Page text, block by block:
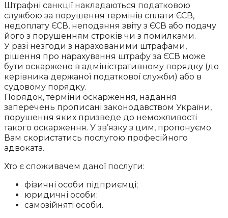
Штрафні санкції накладаються податковою
службою за порушення термінів сплати ЄСВ,
недоплату ЄСВ, неподання звіту з ЄСВ або подачу
його з порушенням строків чи з помилками.
У разі незгоди з нарахованими штрафами,
рішення про нарахування штрафу за ЄСВ може
бути оскаржено в адміністративному порядку (до
керівника держаної податкової служби) або в
судовому порядку.
Порядок, терміни оскарження, надання
заперечень прописані законодавством України,
порушення яких призведе до неможливості
такого оскарження. У зв’язку з цим, пропонуємо
Вам скористатись послугою професійного
адвоката.
Хто є споживачем даної послуги:
фізичні особи підприємці;
юридичні особи;
самозійняті особи.